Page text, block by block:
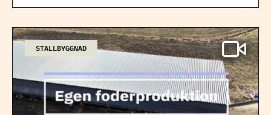
STALLBYGGNAD